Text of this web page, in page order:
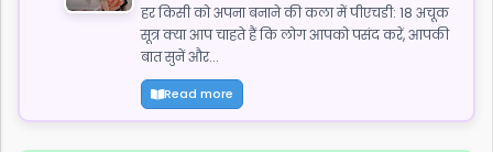
हर किसी को अपना बनाने की कला में पीएचडी: 18 अचूक
सूत्र क्या आप चाहते हैं कि लोग आपको पसंद करें, आपकी
बात सुनें और...
Read more